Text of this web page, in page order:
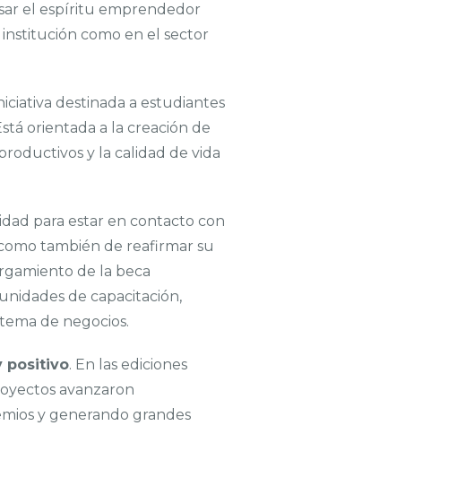
el espíritu emprendedor
como en el sector
destinada a estudiantes
orientada a la creación de
y la calidad de vida
para estar en contacto con
también de reafirmar su
de la beca
de capacitación,
de negocios.
positivo. En las ediciones
avanzaron
y generando grandes